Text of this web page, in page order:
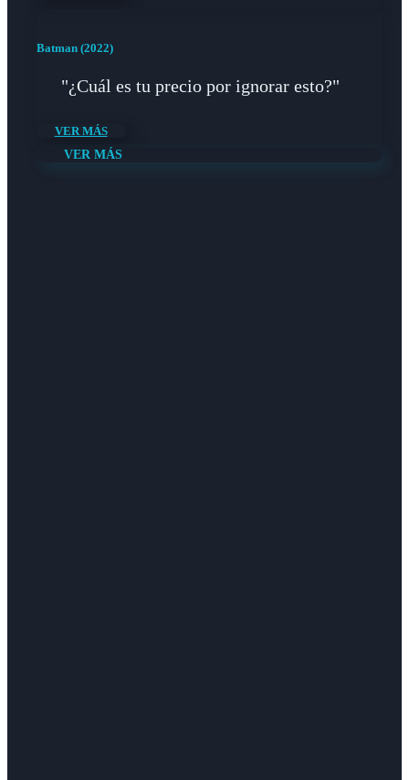
Batman (2022)
"¿Cuál es tu precio por ignorar esto?"
VER MÁS
VER MÁS